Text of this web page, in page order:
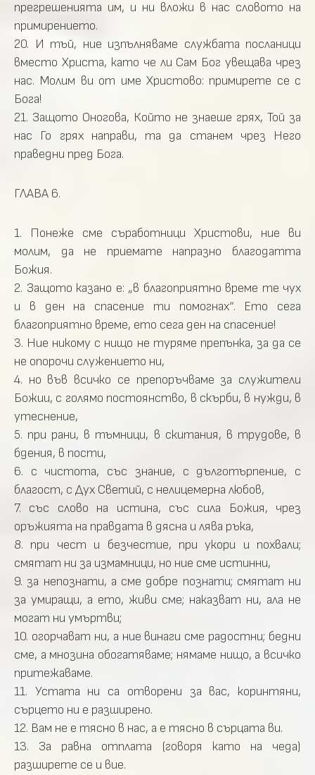
прегрешенията им, и ни вложи в нас словото на
примирението.
20. И тъй, ние изпълняваме службата посланици
вместо Христа, като че ли Сам Бог увещава чрез
нас. Молим ви от име Христово: примирете се с
Бога!
21. Защото Оногова, Който не знаеше грях, Той за
нас Го грях направи, та да станем чрез Него
праведни пред Бога.
ГЛАВА 6.
1. Понеже сме съработници Христови, ние ви
молим, да не приемате напразно благодатта
Божия.
2. Защото казано е: „в благоприятно време те чух
и в ден на спасение ти помогнах“. Ето сега
благоприятно време, ето сега ден на спасение!
3. Ние никому с нищо не туряме препънка, за да се
не опорочи служението ни,
4. но във всичко се препоръчваме за служители
Божии, с голямо постоянство, в скърби, в нужди, в
утеснение,
5. при рани, в тъмници, в скитания, в трудове, в
бдения, в пости,
6. с чистота, със знание, с дълготърпение, с
благост, с Дух Светий, с нелицемерна любов,
7. със слово на истина, със сила Божия, чрез
оръжията на правдата в дясна и лява ръка,
8. при чест и безчестие, при укори и похвали;
смятат ни за измамници, но ние сме истинни,
9. за непознати, а сме добре познати; смятат ни
за умиращи, а ето, живи сме; наказват ни, ала не
могат ни умъртви;
10. огорчават ни, а ние винаги сме радостни; бедни
сме, а мнозина обогатяваме; нямаме нищо, а всичко
притежаваме.
11. Устата ни са отворени за вас, коринтяни,
сърцето ни е разширено.
12. Вам не е тясно в нас, а е тясно в сърцата ви.
13. За равна отплата (говоря като на чеда)
разширете се и вие.